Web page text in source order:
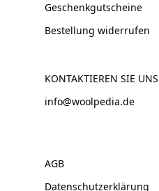
Geschenkgutscheine
Bestellung widerrufen
KONTAKTIEREN SIE UNS
info@woolpedia.de
AGB
Datenschutzerklärung